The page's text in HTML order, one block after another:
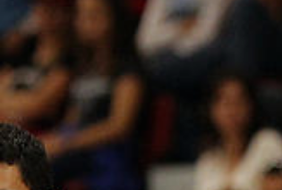
SELEÇÕES
MINIBASQUETE
ÁREA TÉCNICA
PROJETOS